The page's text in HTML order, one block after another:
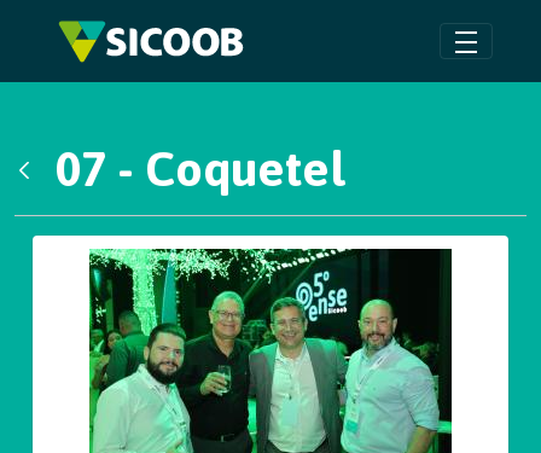
Pular para o Conteúdo principal
07 - Coquetel
Galeria de Mídias